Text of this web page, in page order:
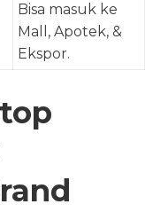
Bisa masuk ke
Mall, Apotek, &
Ekspor.